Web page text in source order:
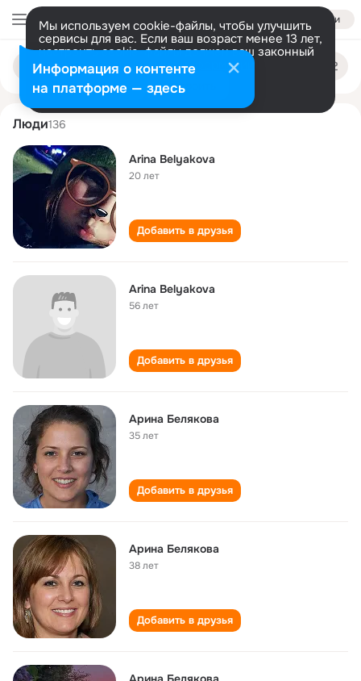
Войти
Мы используем cookie-файлы, чтобы улучшить
сервисы для вас. Если ваш возраст менее 13 лет,
настроить cookie-файлы должен ваш законный
представитель. Больше информации
Разрешить все Настроить
Поиск
людям
arina belyakova
Люди136
Arina Belyakova
20 лет
Добавить в друзья
Arina Belyakova
56 лет
Добавить в друзья
Арина Белякова
35 лет
Добавить в друзья
Арина Белякова
38 лет
Добавить в друзья
Информация о контенте
на платформе — здесь